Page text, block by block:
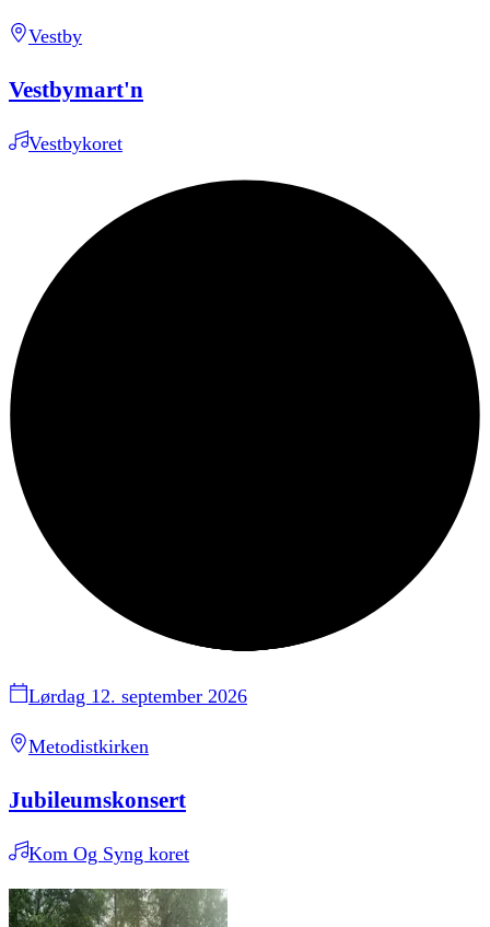
Vestby
Vestbymart'n
Vestbykoret
Lørdag 12. september 2026
Metodistkirken
Jubileumskonsert
Kom Og Syng koret